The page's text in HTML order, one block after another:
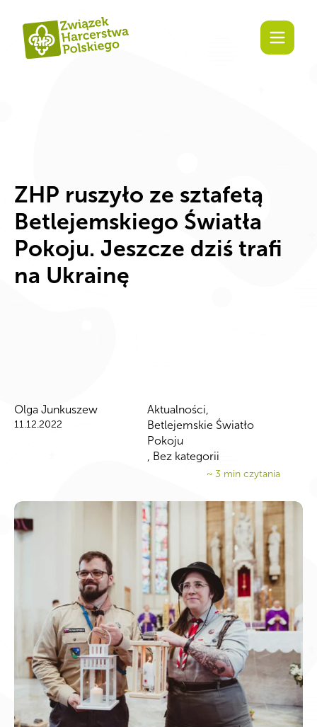
ZHP ruszyło ze sztafetą
Betlejemskiego Światła
Pokoju. Jeszcze dziś trafi
na Ukrainę
Olga Junkuszew
11.12.2022
Aktualności,
Betlejemskie Światło
Pokoju
, Bez kategorii
~ 3 min czytania